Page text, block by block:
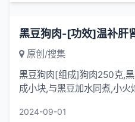
原创/搜集
黑豆狗肉[组成]狗肉250克,
成小块,与黑豆加水同煮,小火
止遗。[治...
2024-09-01